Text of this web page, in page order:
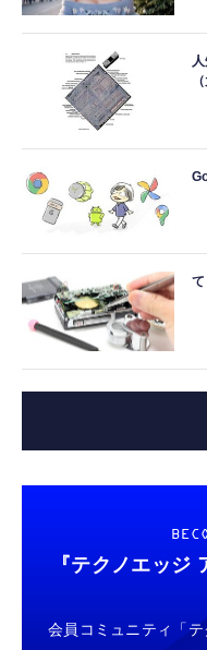
て
『テクノエッジ
会員コミュニティ「